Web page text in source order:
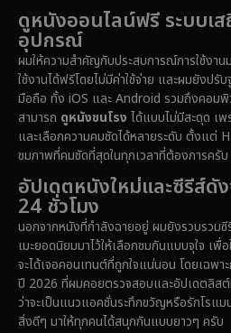
Dystopian
Emotional
Epic มหากาพย์
Family ครอบครัว
Fantasy จินตนาการ
Fiction
ดูหนังออนไลน์ฟรี ระบบเ
อุปกรณ์
ผมให้ความสำคัญกับประสบการณ์การใช้งาน
ใช้งานได้ฟรีโดยไม่มีค่าใช้จ่าย และผมยังปรั
มือถือ ทั้ง iOS และ Android รวมถึงคอม
สามารถ ดูหนังชนโรง ได้แบบไม่มีสะดุด เพ
และเลือกความคมชัดได้หลายระดับ ตั้งแต่
ชมภาพที่คมชัดที่สุดในทุกเวลาที่ต้องการครับ
อัปเดตหนังใหม่และซีรีส์ดั
24 ชั่วโมง
นอกจากหนังที่กำลังฉายอยู่ ผมยังรวบรวม
เมะยอดนิยมมาไว้ให้เลือกชมกันแบบจุใจ เ
จะได้เจอคอนเทนต์ที่ถูกใจแน่นอน โดยเฉพา
ปี 2026 ที่ผมคอยตรวจสอบและอัปเดตลิส
ว่าจะเป็นแนวแอคชั่นระทึกขวัญหรือรักโร
สิ่งดีๆ มาให้ทุกคนได้สนุกกันแบบยาวๆ ครับ